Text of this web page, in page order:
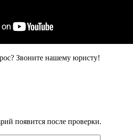
Звоните нашему юристу!
появится после проверки.